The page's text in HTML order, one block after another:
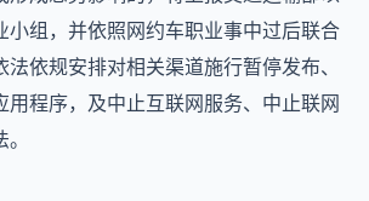
小组，并依照网约车职业事中过后联合
法依规安排对相关渠道施行暂停发布、
用程序，及中止互联网服务、中止联网